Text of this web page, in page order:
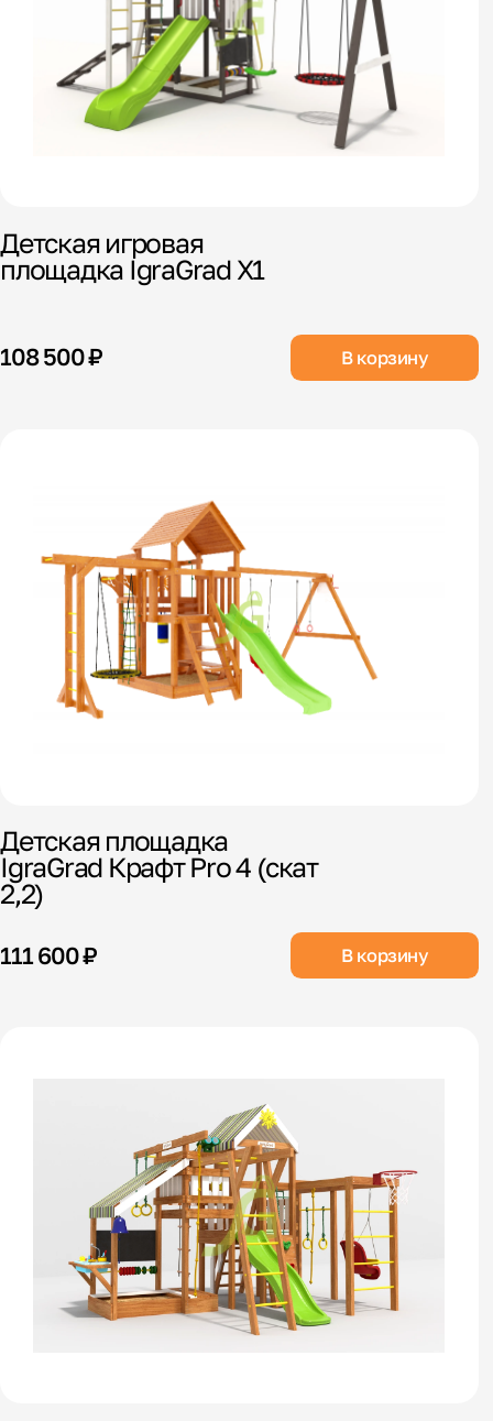
Детская игровая
площадка IgraGrad X1
108 500 ₽ В корзину
Детская площадка
IgraGrad Крафт Pro 4 (скат
2,2)
111 600 ₽ В корзину